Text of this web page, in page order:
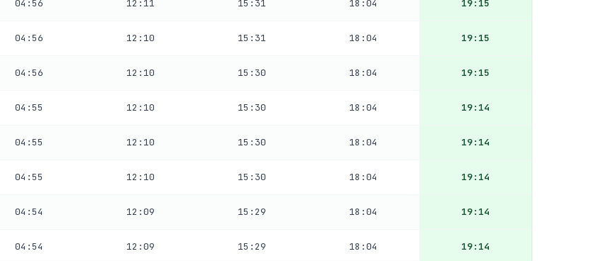
04:56 12:11 15:31 18:04 19:15
04:56 12:10 15:31 18:04 19:15
04:56 12:10 15:30 18:04 19:15
04:55 12:10 15:30 18:04 19:14
04:55 12:10 15:30 18:04 19:14
04:55 12:10 15:30 18:04 19:14
04:54 12:09 15:29 18:04 19:14
04:54 12:09 15:29 18:04 19:14